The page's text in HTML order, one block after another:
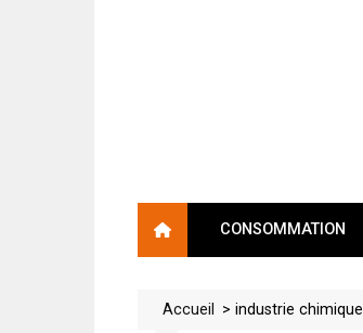
CONSOMMATION
Accueil >industrie chimique